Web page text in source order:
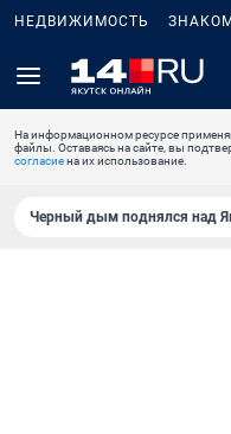
НЕДВИЖИМОСТЬ
На информационном ресурсе
файлы. Оставаясь на сайте, вы
согласиена их использование.
Черный дым поднялся над